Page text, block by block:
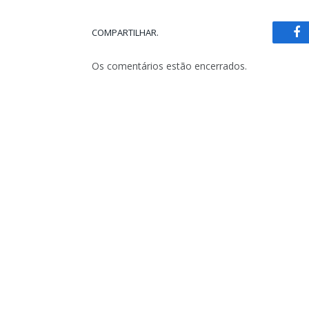
COMPARTILHAR.
Os comentários estão encerrados.